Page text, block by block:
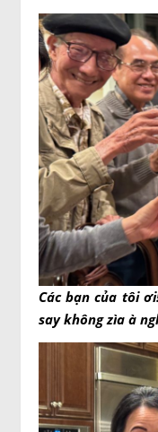
Các bạn của tôi
say không zìa à